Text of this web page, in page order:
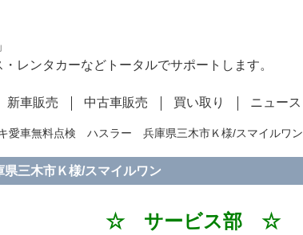
レンタカーなどトータルでサポートします。
新車販売 中古車販売 買い取り ニュース
愛車無料点検 ハスラー 兵庫県三木市Ｋ様/スマイルワン
三木市Ｋ様/スマイルワン
☆ サービス部 ☆